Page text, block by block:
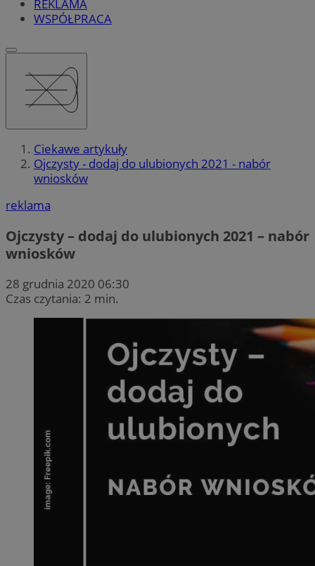
REKLAMA
WSPÓŁPRACA
Ciekawe artykuły
Ojczysty - dodaj do ulubionych 2021 - nabór
wniosków
reklama
Ojczysty – dodaj do ulubionych 2021 – nabór
wniosków
28 grudnia 2020 06:30
Czas czytania: 2 min.